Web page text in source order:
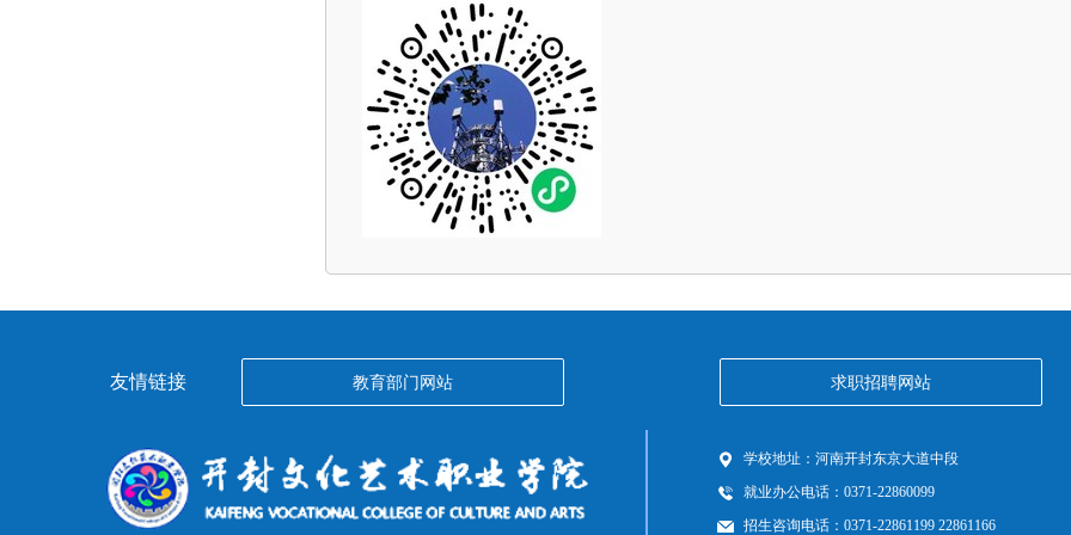
友情链接 教育部门网站 求职招聘网站
学校地址： 河南开封东京大道中段
就业办公电话： 0371-22860099
招生咨询电话： 0371-22861199 22861166